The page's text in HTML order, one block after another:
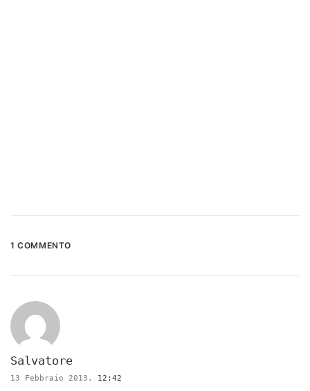
1 COMMENTO
Salvatore
13 Febbraio 2013, 12:42